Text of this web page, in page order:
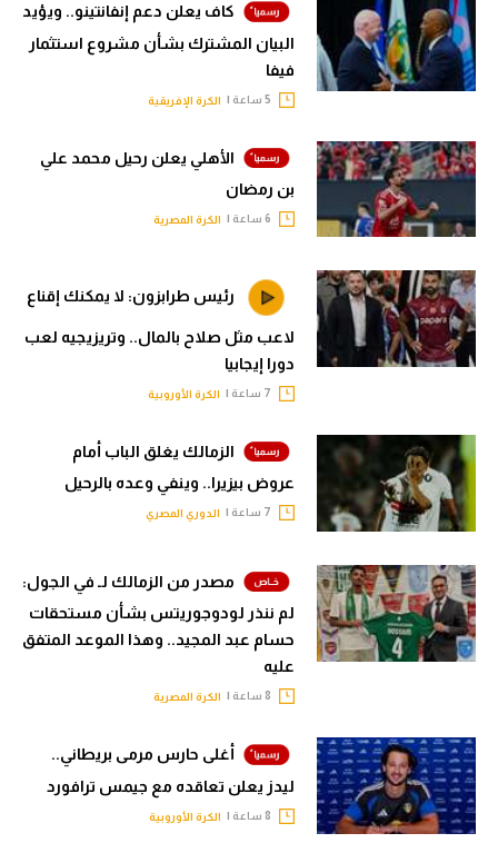
كاف يعلن دعم إنفانتينو.. ويؤيد
البيان المشترك بشأن مشروع استثمار
فيفا
الكرة الإفريقية
الأهلي يعلن رحيل محمد علي
بن رمضان
الكرة المصرية
رئيس طرابزون: لا يمكنك إقناع
لاعب مثل صلاح بالمال.. وتريزيجيه لعب
دورا إيجابيا
الكرة الأوروبية
الزمالك يغلق الباب أمام
عروض بيزيرا.. وينفي وعده بالرحيل
الدوري المصري
مصدر من الزمالك لـ في الجول:
لم ننذر لودوجوريتس بشأن مستحقات
حسام عبد المجيد.. وهذا الموعد المتفق
عليه
الكرة المصرية
أغلى حارس مرمى بريطاني..
ليدز يعلن تعاقده مع جيمس ترافورد
الكرة الأوروبية